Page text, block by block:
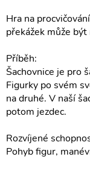
Hra na
překážek může
Příběh:
Šachovnice je pro
Figurky po svém
na druhé. V naší
potom jezdec.
Rozvíjené
Pohyb figur,